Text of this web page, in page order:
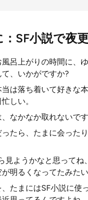
SF小説で夜
呂上がりの時間に、
、いかがですか?
は落ち着いて好きな
しい。
なかなか取れないです
ったら、たまに会った
見ようかなと思ってね
明るくなってたみたい
たまにはSF小説に使